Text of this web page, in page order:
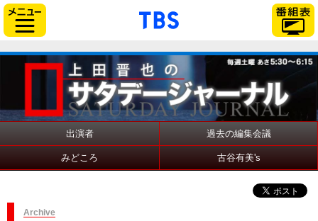
「TBSテレビ」トップ
出演者 過去の編集会議
みどころ 古谷有美's
Archive